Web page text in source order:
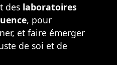
des laboratoires
, pour
et faire émerger
de soi et de